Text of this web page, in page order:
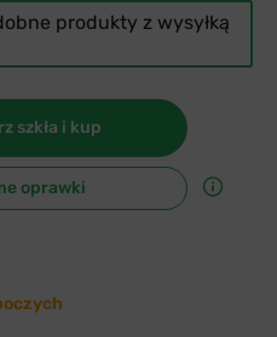
produkty z wysyłką
szkła i kup
oprawki